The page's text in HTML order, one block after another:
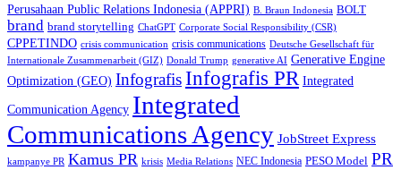
Perusahaan Public Relations Indonesia (APPRI) B. Braun Indonesia BOLT
brand brand storytelling ChatGPT Corporate Social Responsibility (CSR)
CPPETINDO crisis communication crisis communications Deutsche Gesellschaft für
Internationale Zusammenarbeit (GIZ) Donald Trump generative AI Generative Engine
Optimization (GEO) InfografisInfografis PR Integrated
Communication Agency Integrated
Communications Agency JobStreet Express
kampanye PR Kamus PR krisis Media Relations NEC Indonesia PESO Model PR